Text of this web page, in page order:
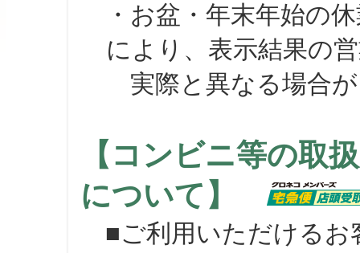
・お盆・年末年始の
により、表示結果の
実際と異なる場合が
【コンビニ等の取
について】
■ご利用いただけるお